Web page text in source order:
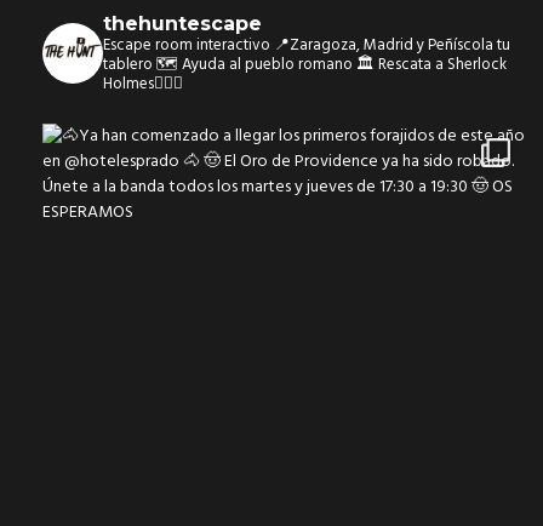
thehuntescape
Escape room interactivo 📍Zaragoza, Madrid y Peñíscola tu
tablero 🗺Ayuda al pueblo romano 🏛Rescata a Sherlock
Holmes🕵🏻‍♂️